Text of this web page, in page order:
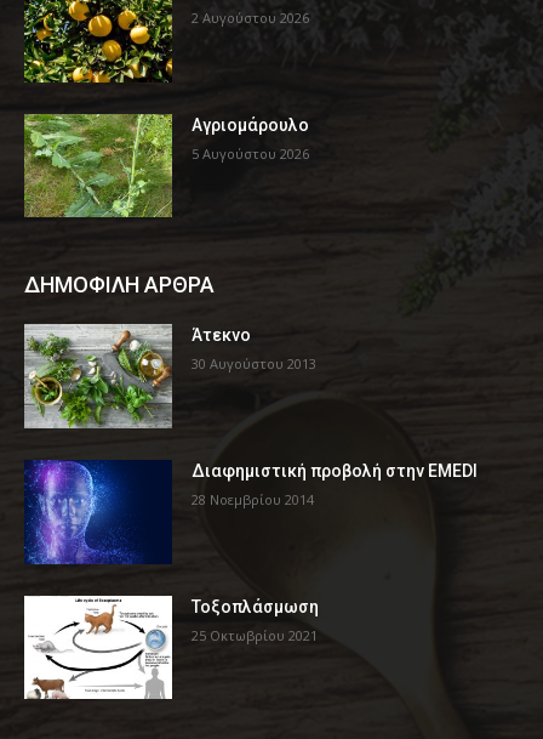
2 Αυγούστου 2026
Αγριομάρουλο
5 Αυγούστου 2026
ΔΗΜΟΦΙΛΗ ΑΡΘΡΑ
Άτεκνο
30 Αυγούστου 2013
Διαφημιστική προβολή στην EMEDI
28 Νοεμβρίου 2014
Τοξοπλάσμωση
25 Οκτωβρίου 2021